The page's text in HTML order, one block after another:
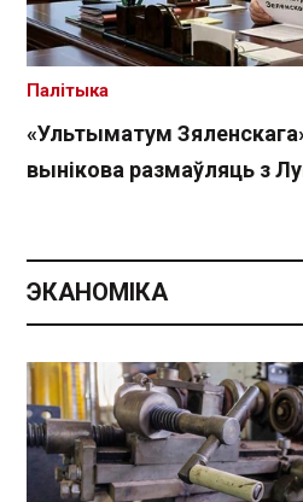
«Ультыматум
вынікова размаўляць з
Палітыка
ЭКАНОМІКА